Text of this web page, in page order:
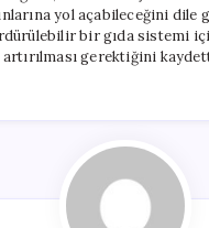
yol açabileceğini dile
bir gıda sistemi
artırılması gerektiğini